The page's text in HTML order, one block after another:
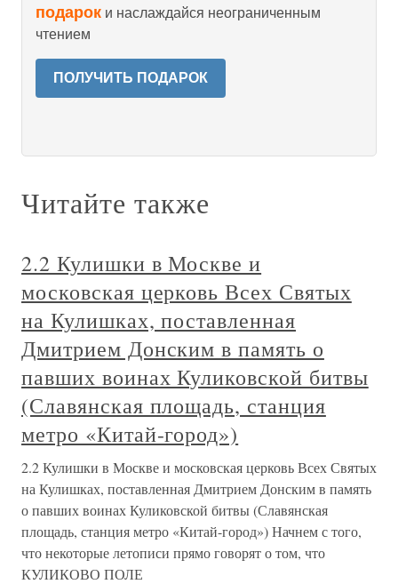
подарок и наслаждайся неограниченным
чтением
ПОЛУЧИТЬ ПОДАРОК
Читайте также
2.2 Кулишки в Москве и
московская церковь Всех Святых
на Кулишках, поставленная
Дмитрием Донским в память о
павших воинах Куликовской битвы
(Славянская площадь, станция
метро «Китай-город»)
2.2 Кулишки в Москве и московская церковь Всех Святых
на Кулишках, поставленная Дмитрием Донским в память
о павших воинах Куликовской битвы (Славянская
площадь, станция метро «Китай-город») Начнем с того,
что некоторые летописи прямо говорят о том, что
КУЛИКОВО ПОЛЕ